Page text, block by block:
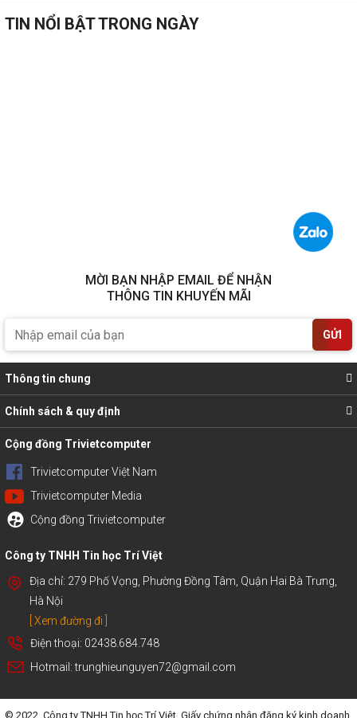
TIN NỔI BẬT TRONG NGÀY
MỜI BẠN NHẬP EMAIL ĐỂ NHẬN
THÔNG TIN KHUYẾN MÃI
GỬI
Thông tin chung
Chính sách & quy định
Cộng đồng Trivietcomputer
Trivietcomputer Việt Nam
Trivietcomputer Media
Cộng đồng Trivietcomputer
Công ty TNHH Tin học Trí Việt
Địa chỉ: 279 Phố Vọng, Phường Đồng Tâm, Quận Hai Bà Trưng,
Hà Nội
[ Xem đường đi ]
Điện thoại: 02438.684.748
Hotmail: trunghieunguyen72@gmail.com
© 2022. Công ty TNHH Tin học Trí Việt. Giấy chứng nhận đăng ký kinh doanh